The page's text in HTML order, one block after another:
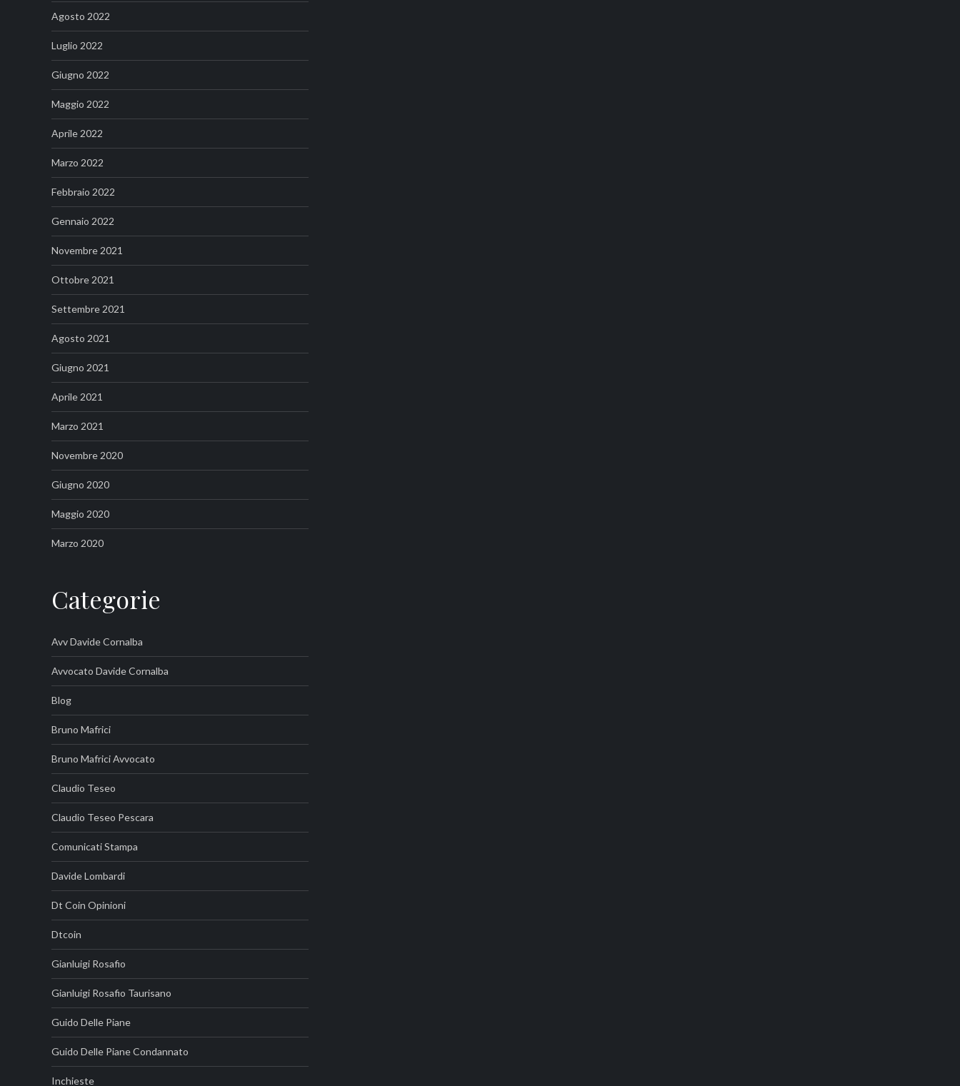
Agosto 2022
Luglio 2022
Giugno 2022
Maggio 2022
Aprile 2022
Marzo 2022
Febbraio 2022
Gennaio 2022
Novembre 2021
Ottobre 2021
Settembre 2021
Agosto 2021
Giugno 2021
Aprile 2021
Marzo 2021
Novembre 2020
Giugno 2020
Maggio 2020
Marzo 2020
Categorie
Avv Davide Cornalba
Avvocato Davide Cornalba
Blog
Bruno Mafrici
Bruno Mafrici Avvocato
Claudio Teseo
Claudio Teseo Pescara
Comunicati Stampa
Davide Lombardi
Dt Coin Opinioni
Dtcoin
Gianluigi Rosafio
Gianluigi Rosafio Taurisano
Guido Delle Piane
Guido Delle Piane Condannato
Inchieste